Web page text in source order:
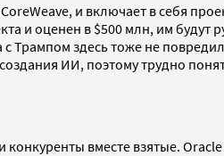
и включает в себя
и оценен в $500 млн, им будут
здесь тоже не
ИИ, поэтому трудно
вместе взятые.